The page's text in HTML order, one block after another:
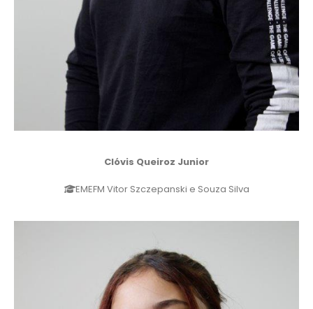
Clóvis Queiroz Junior
EMEFM Vitor Szczepanski e Souza Silva